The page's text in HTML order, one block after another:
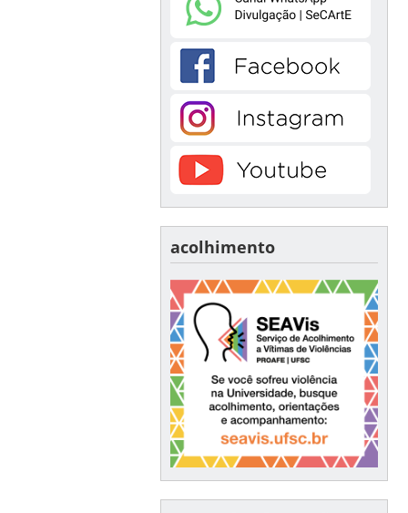
acolhimento